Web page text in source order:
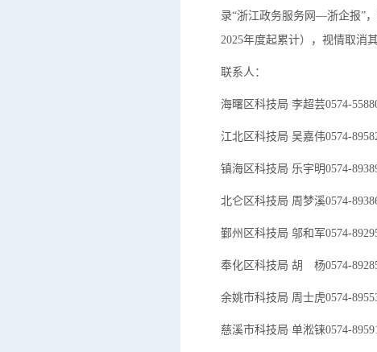
录“浙江政务服务网—浙企报”
2025年度起累计），视情取消
联系人：
海曙区科技局 李超芸0574-
江北区科技局 吴嘉伟0574-
镇海区科技局 乐宇明0574-
北仑区科技局 周梦溪0574-
鄞州区科技局 邬和军0574-
奉化区科技局 胡 杨0574-
余姚市科技局 周士虎0574-
慈溪市科技局 单淞铼0574-